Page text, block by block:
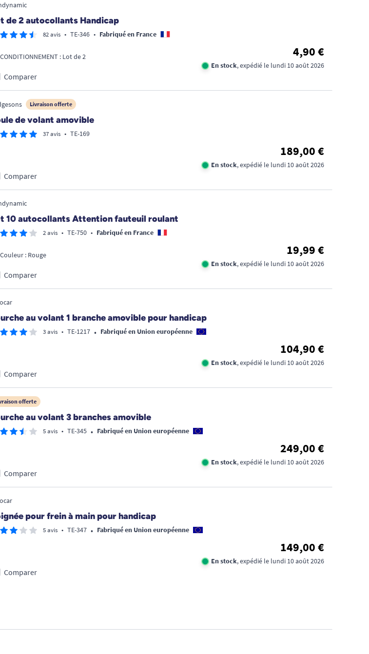
de 2 autocollants Handicap
82 avis • TE-346 • Fabriqué en France
CONDITIONNEMENT : Lot de 2 4,90 €
En stock, expédié le lundi 10 août 2026
Comparer
Livraison offerte
de volant amovible
37 avis • TE-169
189,00 €
En stock, expédié le lundi 10 août 2026
Comparer
10 autocollants Attention fauteuil roulant
2 avis • TE-750 • Fabriqué en France
Couleur : Rouge 19,99 €
En stock, expédié le lundi 10 août 2026
Comparer
au volant 1 branche amovible pour handicap
3 avis • TE-1217 • Fabriqué en Union européenne
104,90 €
En stock, expédié le lundi 10 août 2026
Comparer
offerte
au volant 3 branches amovible
5 avis • TE-345 • Fabriqué en Union européenne
249,00 €
En stock, expédié le lundi 10 août 2026
Comparer
pour frein à main pour handicap
5 avis • TE-347 • Fabriqué en Union européenne
149,00 €
En stock, expédié le lundi 10 août 2026
Comparer